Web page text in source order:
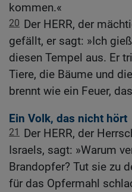
kommen.«
20 Der HERR, der
gefällt, er sagt: »Ich
diesen Tempel aus. Er
Tiere, die Bäume und
brennt wie ein Feuer,
Ein Volk, das nicht hört
21 Der HERR, der
Israels, sagt: »Warum
Brandopfer? Tut sie zu
für das Opfermahl